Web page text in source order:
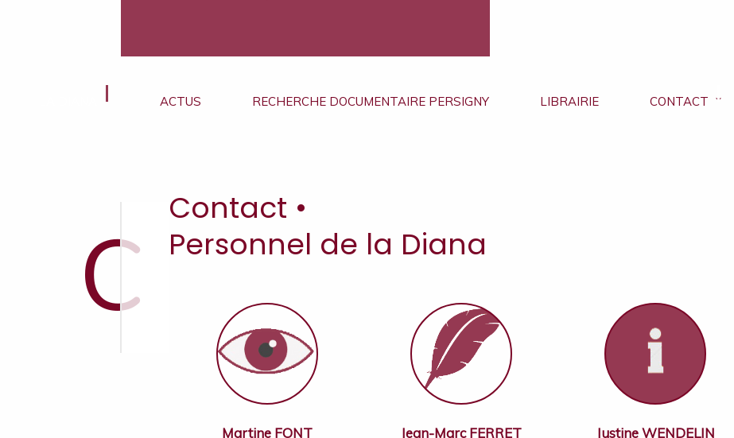
ACTUS RECHERCHE DOCUMENTAIRE PERSIGNY LIBRAIRIE CONTACT
c
Contact •
Personnel de la Diana
Martine FONT Jean-Marc FERRET Justine WENDELIN